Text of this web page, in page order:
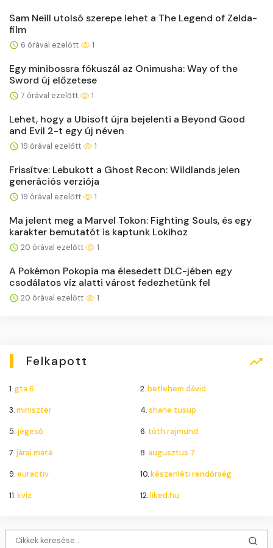
Sam Neill utolsó szerepe lehet a The Legend of Zelda-
film
6 órával ezelőtt 1
Egy minibossra fókuszál az Onimusha: Way of the
Sword új előzetese
7 órával ezelőtt 1
Lehet, hogy a Ubisoft újra bejelenti a Beyond Good
and Evil 2-t egy új néven
19 órával ezelőtt 1
Frissítve: Lebukott a Ghost Recon: Wildlands jelen
generációs verziója
19 órával ezelőtt 1
Ma jelent meg a Marvel Tokon: Fighting Souls, és egy
karakter bemutatót is kaptunk Lokihoz
20 órával ezelőtt 1
A Pokémon Pokopia ma élesedett DLC-jében egy
csodálatos víz alatti várost fedezhetünk fel
20 órával ezelőtt 1
Felkapott
1.gta 6 2.betlehem dávid
3.miniszter 4.shane tusup
5. jégeső 6. tóth rajmund
7. járai máté 8.augusztus 7
9.euractiv 10.készenléti rendőrség
11.kvíz 12.liked.hu